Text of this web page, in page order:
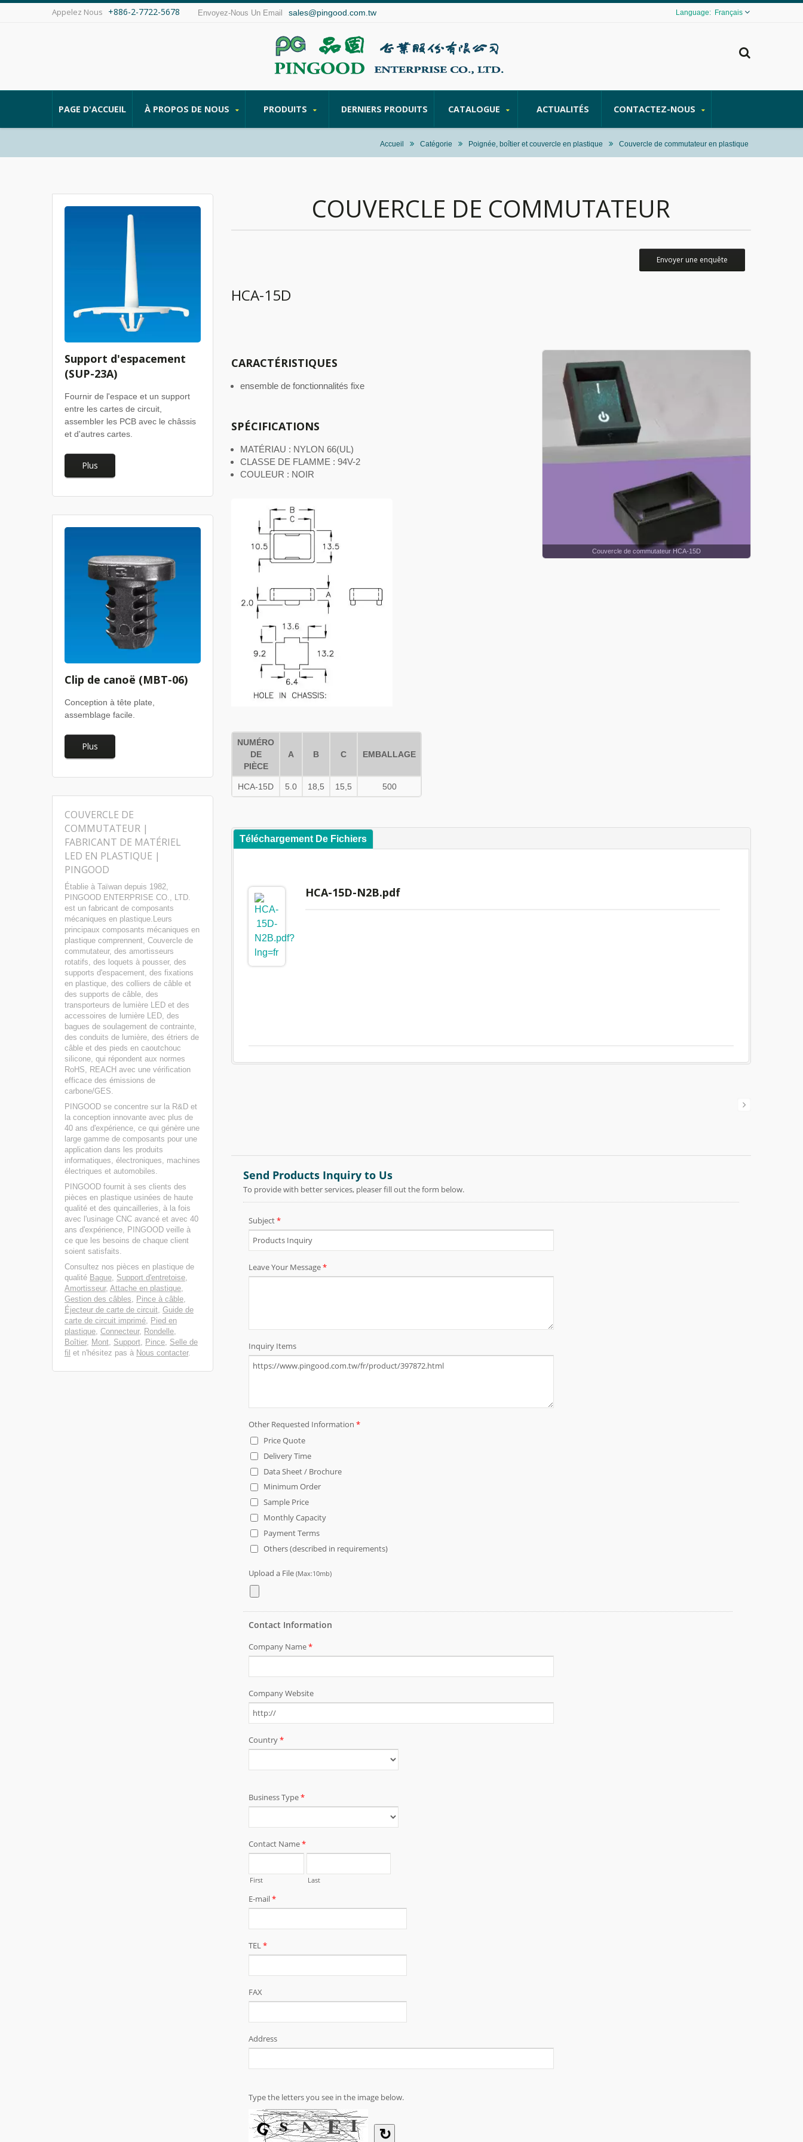
Appelez Nous +886-2-7722-5678 Envoyez-Nous Un Email sales@pingood.com.tw Français
PAGE D'ACCUEIL À PROPOS DE NOUS PRODUITS DERNIERS PRODUITS CATALOGUE ACTUALITÉS CONTACTEZ-NOUS
Accueil Catégorie Poignée, boîtier et couvercle en plastique Couvercle de commutateur en plastique
Support d'espacement
(SUP-23A)
Fournir de l'espace et un support
entre les cartes de circuit,
assembler les PCB avec le châssis
et d'autres cartes.
Plus
Clip de canoë (MBT-06)
Conception à tête plate,
assemblage facile.
Plus
COUVERCLE DE
COMMUTATEUR |
FABRICANT DE MATÉRIEL
LED EN PLASTIQUE |
PINGOOD
Établie à Taïwan depuis 1982,
PINGOOD ENTERPRISE CO., LTD.
est un fabricant de composants
mécaniques en plastique.Leurs
principaux composants mécaniques en
plastique comprennent, Couvercle de
commutateur, des amortisseurs
rotatifs, des loquets à pousser, des
supports d'espacement, des fixations
en plastique, des colliers de câble et
des supports de câble, des
transporteurs de lumière LED et des
accessoires de lumière LED, des
bagues de soulagement de contrainte,
des conduits de lumière, des étriers de
câble et des pieds en caoutchouc
silicone, qui répondent aux normes
RoHS, REACH avec une vérification
efficace des émissions de
carbone/GES.
PINGOOD se concentre sur la R&D et
la conception innovante avec plus de
40 ans d'expérience, ce qui génère une
large gamme de composants pour une
application dans les produits
informatiques, électroniques, machines
électriques et automobiles.
PINGOOD fournit à ses clients des
pièces en plastique usinées de haute
qualité et des quincailleries, à la fois
avec l'usinage CNC avancé et avec 40
ans d'expérience, PINGOOD veille à
ce que les besoins de chaque client
soient satisfaits.
Consultez nos pièces en plastique de
qualité Bague, Support d'entretoise,
Amortisseur, Attache en plastique,
Gestion des câbles, Pince à câble,
Éjecteur de carte de circuit, Guide de
carte de circuit imprimé, Pied en
plastique, Connecteur, Rondelle,
Boîtier, Mont, Support, Pince, Selle de
fil et n'hésitez pas à Nous contacter.
COUVERCLE DE COMMUTATEUR
Envoyer une enquête
HCA-15D
Couvercle de commutateur HCA-15D
CARACTÉRISTIQUES
ensemble de fonctionnalités fixe
SPÉCIFICATIONS
MATÉRIAU : NYLON 66(UL)
CLASSE DE FLAMME : 94V-2
COULEUR : NOIR
NUMÉRO
DE
PIÈCE
A B C EMBALLAGE
HCA-15D 5.0 18,5 15,5 500
Téléchargement De Fichiers
HCA-15D-N2B.pdf